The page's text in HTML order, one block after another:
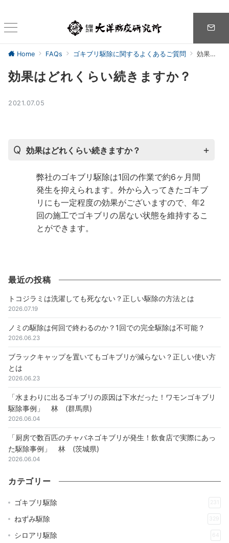
Home FAQs ゴキブリ駆除に関するよくあるご質問 効果はどれくらい続きますか？
効果はどれくらい続きますか？
2021.07.05
効果はどれくらい続きますか？
弊社のゴキブリ駆除は1回の作業で約6ヶ月間
発生を抑えられます。外から入ってきたゴキブ
リにも一定程度の効果がございますので、年2
回の施工でゴキブリの居ない状態を維持するこ
とができます。
最近の投稿
トコジラミは洗濯しても死なない？正しい駆除の方法とは
2026.07.19
ノミの駆除は何回で終わるのか？1回での完全駆除は不可能？
2026.06.23
ブラックキャップを置いてもゴキブリが減らない？正しい使い方
とは
2026.06.23
「水まわりに出るゴキブリの原因は下水だった！ワモンゴキブリ
駆除事例」 林 (群馬県)
2026.06.04
「厨房で数百匹のチャバネゴキブリが発生！飲食店で実際にあっ
た駆除事例」 林 (茨城県)
2026.06.04
カテゴリー
ゴキブリ駆除 231
ねずみ駆除 329
シロアリ駆除 64